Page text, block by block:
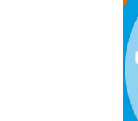
N356 tot